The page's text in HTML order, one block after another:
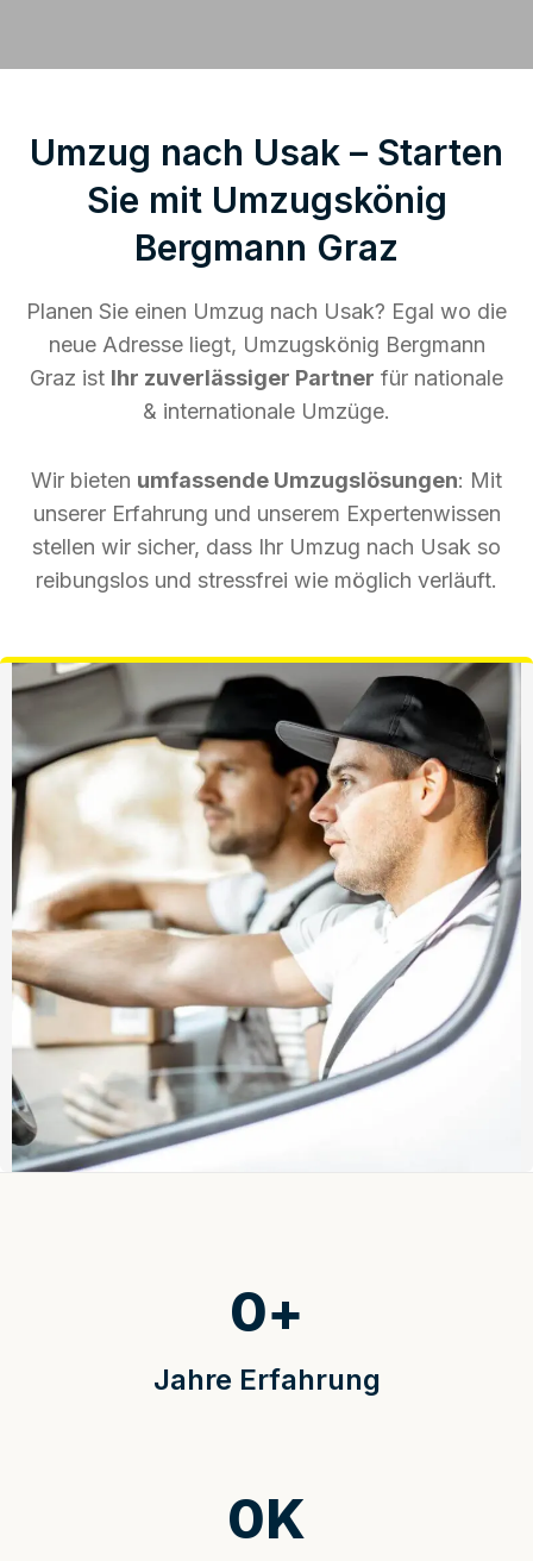
Umzug nach Usak – Starten
Sie mit Umzugskönig
Bergmann Graz
Planen Sie einen Umzug nach Usak? Egal wo die
neue Adresse liegt, Umzugskönig Bergmann
Graz ist Ihr zuverlässiger Partner für nationale
& internationale Umzüge.
Wir bieten umfassende Umzugslösungen: Mit
unserer Erfahrung und unserem Expertenwissen
stellen wir sicher, dass Ihr Umzug nach Usak so
reibungslos und stressfrei wie möglich verläuft.
Jahre Erfahrung
0+
0K